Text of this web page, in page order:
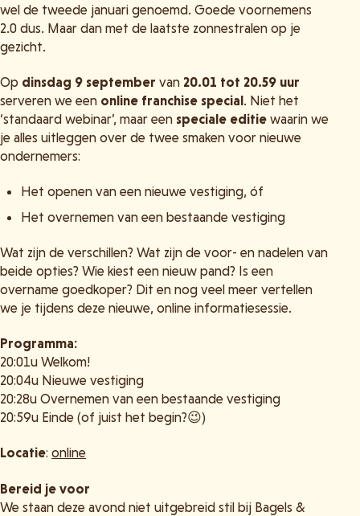
wel de tweede januari genoemd. Goede voornemens
2.0 dus. Maar dan met de laatste zonnestralen op je
gezicht.
Op dinsdag 9 september van 20.01 tot 20.59 uur
serveren we een online franchise special. Niet het
‘standaard webinar’, maar een speciale editie waarin we
je alles uitleggen over de twee smaken voor nieuwe
ondernemers:
Het openen van een nieuwe vestiging, óf
Het overnemen van een bestaande vestiging
Wat zijn de verschillen? Wat zijn de voor- en nadelen van
beide opties? Wie kiest een nieuw pand? Is een
overname goedkoper? Dit en nog veel meer vertellen
we je tijdens deze nieuwe, online informatiesessie.
Programma:
20:01u Welkom!
20:04u Nieuwe vestiging
20:28u Overnemen van een bestaande vestiging
20:59u Einde (of juist het begin?😉)
Locatie: online
Bereid je voor
We staan deze avond niet uitgebreid stil bij Bagels &